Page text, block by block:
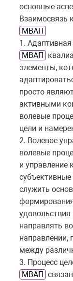
основные
Взаимосвязь
МВАП
1.
МВАП
элементы,
просто
активными
волевые
цели и
2. Волевое
волевые
и управление
служить
направлять
направлении,
между
3. Процесс
МВАП